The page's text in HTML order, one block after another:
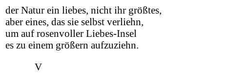
der Natur ein liebes, nicht ihr größtes,
aber eines, das sie selbst verliehn,
um auf rosenvoller Liebes-Insel
es zu einem größern aufzuziehn.
V